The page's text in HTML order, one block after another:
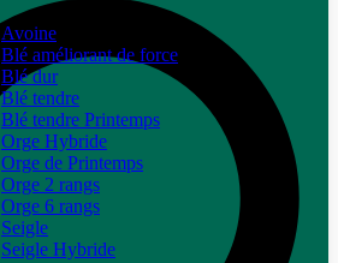
Avoine
Blé améliorant de force
Blé dur
Blé tendre
Blé tendre Printemps
Orge Hybride
Orge de Printemps
Orge 2 rangs
Orge 6 rangs
Seigle
Seigle Hybride